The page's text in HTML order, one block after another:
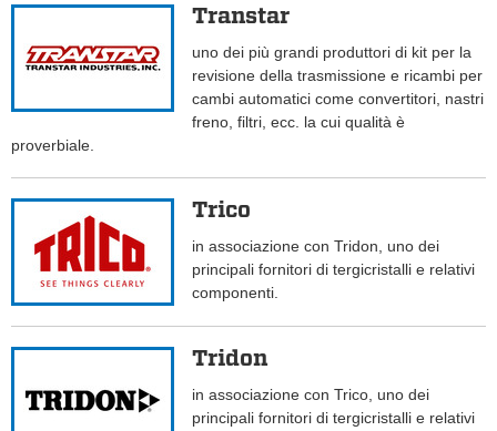
Transtar
uno dei più grandi produttori di kit per la
revisione della trasmissione e ricambi per
cambi automatici come convertitori, nastri
freno, filtri, ecc. la cui qualità è
proverbiale.
Trico
in associazione con Tridon, uno dei
principali fornitori di tergicristalli e relativi
componenti.
Tridon
in associazione con Trico, uno dei
principali fornitori di tergicristalli e relativi